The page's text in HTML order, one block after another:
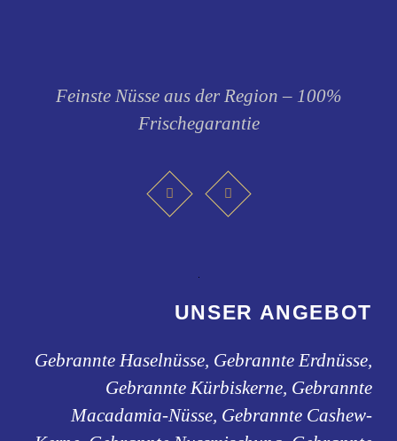
Feinste Nüsse aus der Region – 100%
Frischegarantie
UNSER ANGEBOT
Gebrannte Haselnüsse, Gebrannte Erdnüsse,
Gebrannte Kürbiskerne, Gebrannte
Macadamia-Nüsse, Gebrannte Cashew-